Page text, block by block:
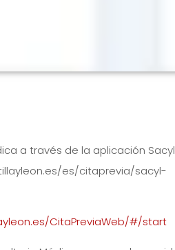
a través de la aplicación Sacyl
es/citaprevia/sacyl-
CitaPreviaWeb/#/start